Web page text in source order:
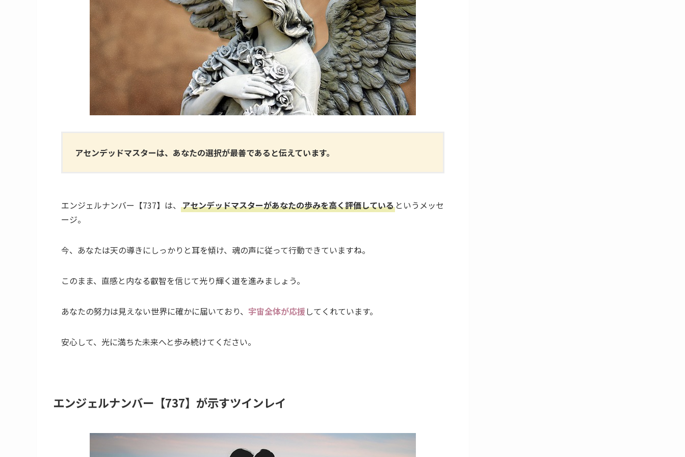
アセンデッドマスターは、あなたの選択が最善であると伝えています。
エンジェルナンバー【737】は、 アセンデッドマスターがあなたの歩みを高く評価している というメッセ
ージ。
今、あなたは天の導きにしっかりと耳を傾け、魂の声に従って行動できていますね。
このまま、直感と内なる叡智を信じて光り輝く道を進みましょう。
あなたの努力は見えない世界に確かに届いており、 宇宙全体が応援してくれています。
安心して、光に満ちた未来へと歩み続けてください。
エンジェルナンバー【737】が示すツインレイ